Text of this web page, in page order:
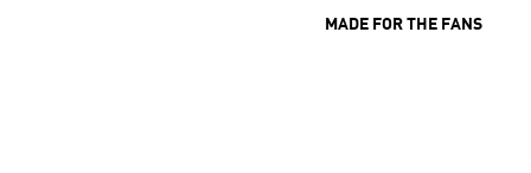
MADE FOR THE FANS